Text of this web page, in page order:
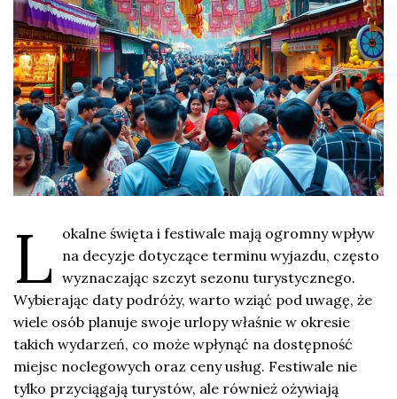
L
okalne święta i festiwale mają ogromny wpływ
na decyzje dotyczące terminu wyjazdu, często
wyznaczając szczyt sezonu turystycznego.
Wybierając daty podróży, warto wziąć pod uwagę, że
wiele osób planuje swoje urlopy właśnie w okresie
takich wydarzeń, co może wpłynąć na dostępność
miejsc noclegowych oraz ceny usług. Festiwale nie
tylko przyciągają turystów, ale również ożywiają